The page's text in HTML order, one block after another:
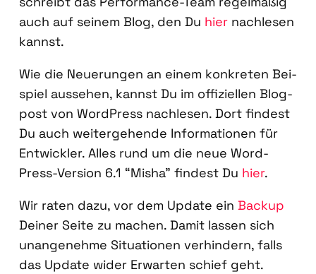
auch auf sei­nem Blog, den Du hier nach­le­sen
kannst.
Wie die Neue­run­gen an einem kon­kre­ten Bei­
spiel aus­se­hen, kannst Du im offi­zi­el­len Blog­
post von Word­Press nach­le­sen. Dort fin­dest
Du auch wei­ter­ge­hen­de Infor­ma­tio­nen für
Ent­wick­ler. Alles rund um die neue Word­
Press-Ver­si­on 6.1 “Misha” fin­dest Du hier.
Wir raten dazu, vor dem Update ein Back­up
Dei­ner Sei­te zu machen. Damit las­sen sich
unan­ge­neh­me Situa­tio­nen ver­hin­dern, falls
das Update wider Erwar­ten schief geht.